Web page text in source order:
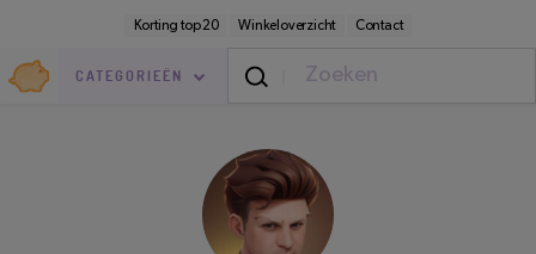
inhoud
Korting top 20 Winkeloverzicht Contact
Goedkoop.nl
CATEGORIEËN